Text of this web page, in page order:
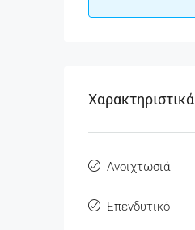
Χαρακτηριστικά
Ανοιχτωσιά
Επενδυτικό